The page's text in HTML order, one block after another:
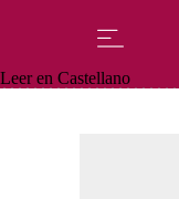
Leer en Castellano